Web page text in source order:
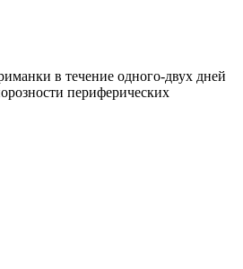
в течение одного-двух дней
периферических